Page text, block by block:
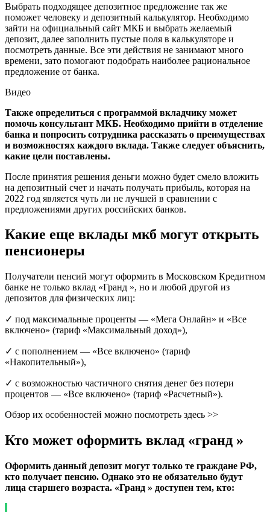
Выбрать подходящее депозитное предложение так же
поможет человеку и депозитный калькулятор. Необходимо
зайти на официальный сайт МКБ и выбрать желаемый
депозит, далее заполнить пустые поля в калькуляторе и
посмотреть данные. Все эти действия не занимают много
времени, зато помогают подобрать наиболее рациональное
предложение от банка.
Видео
Также определиться с программой вкладчику может
помочь консультант МКБ. Необходимо прийти в отделение
банка и попросить сотрудника рассказать о преимуществах
и возможностях каждого вклада. Также следует объяснить,
какие цели поставлены.
После принятия решения деньги можно будет смело вложить
на депозитный счет и начать получать прибыль, которая на
2022 год является чуть ли не лучшей в сравнении с
предложениями других российских банков.
Какие еще вклады мкб могут открыть
пенсионеры
Получатели пенсий могут оформить в Московском Кредитном
банке не только вклад «Гранд », но и любой другой из
депозитов для физических лиц:
✓ под максимальные проценты — «Мега Онлайн» и «Все
включено» (тариф «Максимальный доход»),
✓ с пополнением — «Все включено» (тариф
«Накопительный»),
✓ с возможностью частичного снятия денег без потери
процентов — «Все включено» (тариф «Расчетный»).
Обзор их особенностей можно посмотреть здесь >>
Кто может оформить вклад «гранд »
Оформить данный депозит могут только те граждане РФ,
кто получает пенсию. Однако это не обязательно будут
лица старшего возраста. «Гранд » доступен тем, кто: